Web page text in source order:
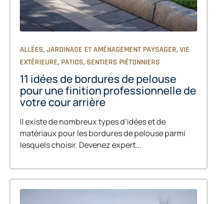
ALLÉES,JARDINAGE ET AMÉNAGEMENT PAYSAGER,VIE
EXTÉRIEURE, PATIOS, SENTIERS PIÉTONNIERS
11 idées de bordures de pelouse
pour une finition professionnelle de
votre cour arrière
Il existe de nombreux types d’idées et de
matériaux pour les bordures de pelouse parmi
lesquels choisir. Devenez expert...